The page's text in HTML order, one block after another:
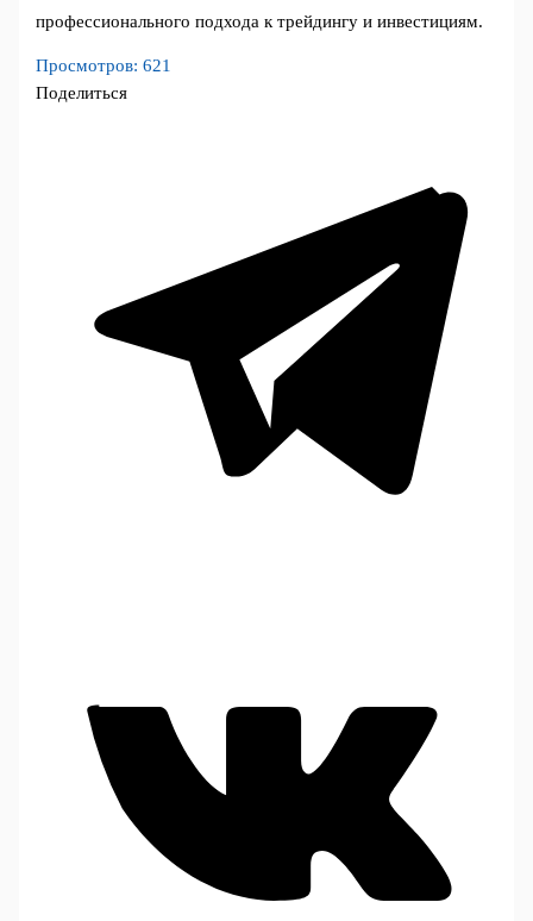
профессионального подхода к трейдингу и инвестициям.
Просмотров: 621
Поделиться